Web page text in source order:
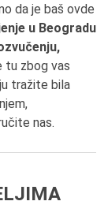
da je baš ovde
u Beogradu
tu zbog vas
tražite bila
nas.